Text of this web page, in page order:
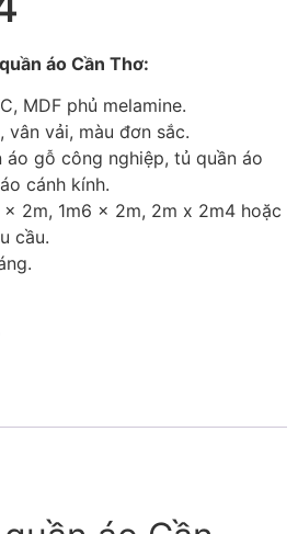
áo Cần Thơ:
MDF phủ melamine.
vân vải, màu đơn sắc.
áo gỗ công nghiệp, tủ quần áo
cánh kính.
x 2m, 1m6 x 2m, 2m x 2m4 hoặc
cầu.